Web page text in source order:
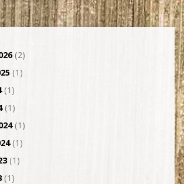
(2)
(1)
(1)
(1)
(1)
(1)
(1)
(1)